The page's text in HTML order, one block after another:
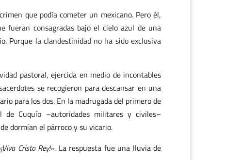
que podía cometer un mexicano. Pero él,
fueran consagradas bajo el cielo azul de una
Porque la clandestinidad no ha sido exclusiva
pastoral, ejercida en medio de incontables
se recogieron para descansar en una
para los dos. En la madrugada del primero de
Cuquío –autoridades militares y civiles–
dormían el párroco y su vicario.
Cristo Rey!». La respuesta fue una lluvia de